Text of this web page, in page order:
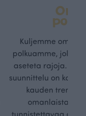
Oma
Kuljemme omaa,
polkuamme, jolla
aseteta rajoja.
suunnittelu on
kauden
omanlaista,
tunnistettavaa